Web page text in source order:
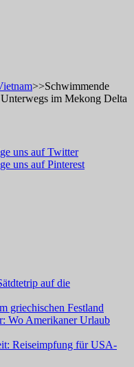
>>Schwimmende
im Mekong Delta
auf die
griechischen Festland
Wo Amerikaner Urlaub
Reiseimpfung für USA-